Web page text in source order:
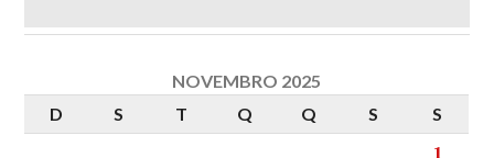
NOVEMBRO 2025
D
S T Q Q S S
1